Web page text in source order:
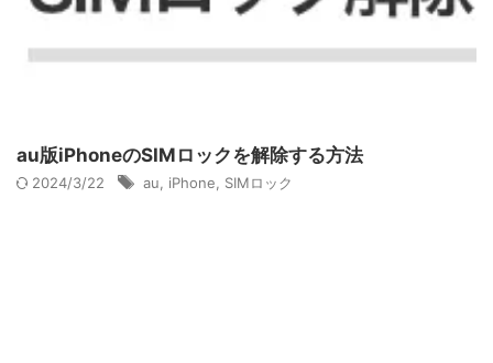
au版iPhoneのSIMロックを解除する方法
2024/3/22 au iPhone SIMロック